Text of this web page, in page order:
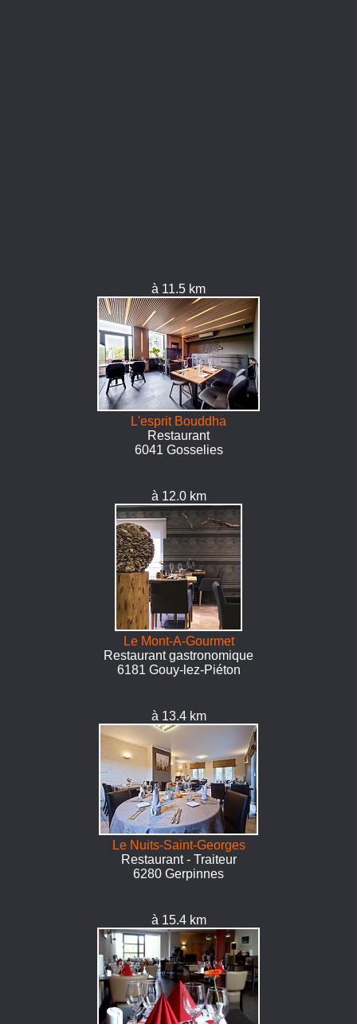
à 11.5 km
L'esprit Bouddha
Restaurant
6041 Gosselies
à 12.0 km
Le Mont-A-Gourmet
Restaurant gastronomique
6181 Gouy-lez-Piéton
à 13.4 km
Le Nuits-Saint-Georges
Restaurant - Traiteur
6280 Gerpinnes
à 15.4 km